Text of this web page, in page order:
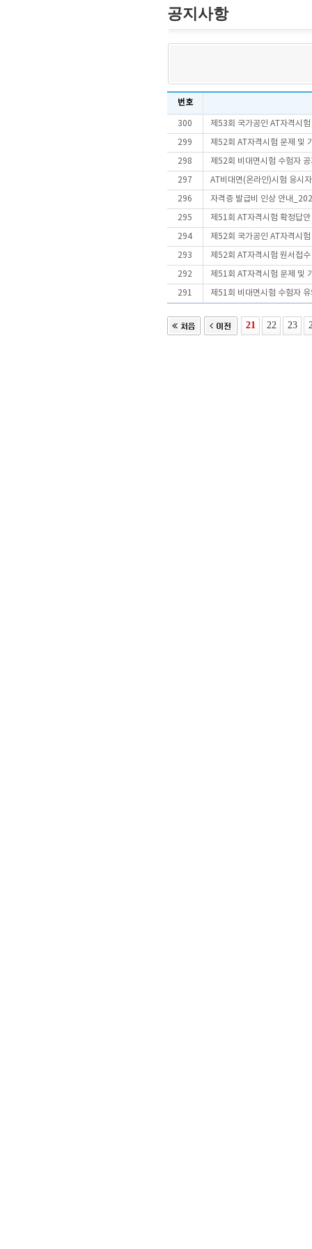
공지사항
번호
300 제53회 국가공인 AT자격시
299 제52회 AT자격시험 문제 및
298 제52회 비대면시험 수험자
297 AT비대면(온라인)시험 응시
296 자격증 발급비 인상 안내
295 제51회 AT자격시험 확정답
294 제52회 국가공인 AT자격시
293 제52회 AT자격시험 원서접
292 제51회 AT자격시험 문제 및
291 제51회 비대면시험 수험자
21 22 23